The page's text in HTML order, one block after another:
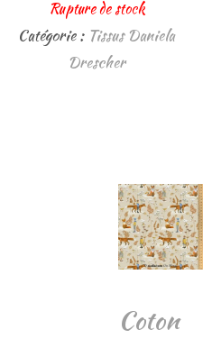
Rupture de stock
Catégorie : Tissus Daniela
Drescher
Coton